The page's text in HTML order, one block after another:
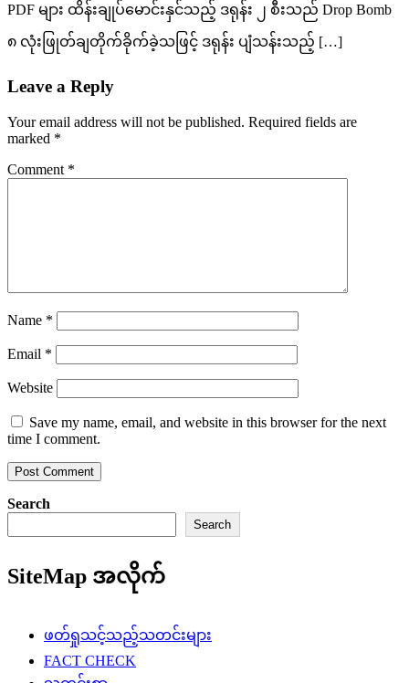
PDF များ ထိန်းချုပ်မောင်းနှင်သည့် ဒရုန်း ၂ စီးသည် Drop Bomb
၈ လုံးဖြုတ်ချတိုက်ခိုက်ခဲ့သဖြင့် ဒရုန်း ပျံသန်းသည့် […]
Leave a Reply
Your email address will not be published. Required fields are
marked *
Comment *
Name *
Email *
Website
Save my name, email, and website in this browser for the next
time I comment.
Search
Search
SiteMap အလိုက်
ဖတ်ရှုသင့်သည့်သတင်းများ
FACT CHECK